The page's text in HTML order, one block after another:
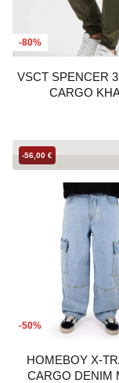
-80%
VSCT SPENCER
CARGO
-56,00 €
-50%
HOMEBOY X-
CARGO DENIM